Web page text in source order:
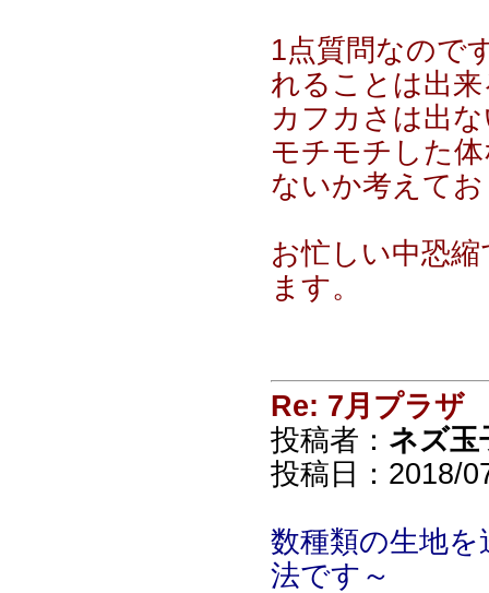
1点質問なので
れることは出
カフカさは出
モチモチした
ないか考えて
お忙しい中恐
ます。
Re: 7月プラザ
投稿者： ネズ玉
投稿日：2018/
数種類の生地
法です～